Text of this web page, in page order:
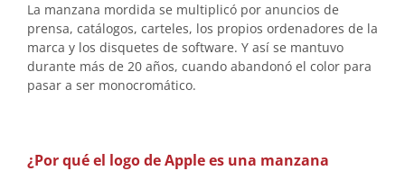
La manzana mordida se multiplicó por anuncios de
prensa, catálogos, carteles, los propios ordenadores de la
marca y los disquetes de software. Y así se mantuvo
durante más de 20 años, cuando abandonó el color para
pasar a ser monocromático.
¿Por qué el logo de Apple es una manzana